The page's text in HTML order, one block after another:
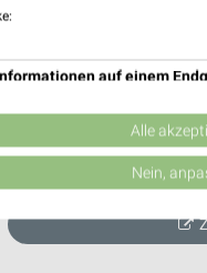
Aktuell
auf einem
Auswahl von
Werbung
Alle
Nein,